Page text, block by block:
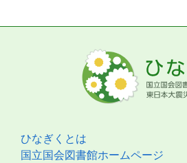
ひなぎくとは
国立国会図書館ホームページ